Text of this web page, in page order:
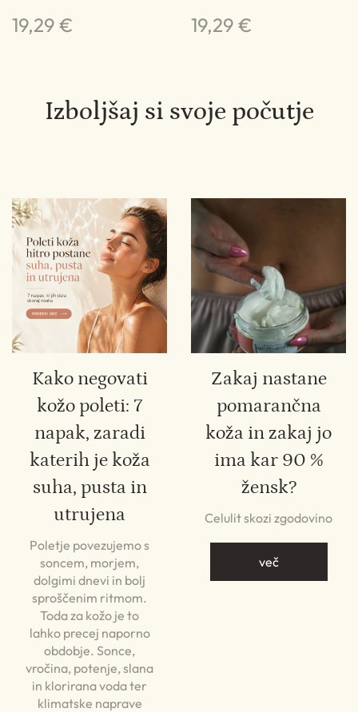
19,29 € 19,29 €
Izboljšaj si svoje počutje
Kako negovati
kožo poleti: 7
napak, zaradi
katerih je koža
suha, pusta in
utrujena
Poletje povezujemo s
soncem, morjem,
dolgimi dnevi in bolj
sproščenim ritmom.
Toda za kožo je to
lahko precej naporno
obdobje. Sonce,
vročina, potenje, slana
in klorirana voda ter
klimatske naprave
Zakaj nastane
pomarančna
koža in zakaj jo
ima kar 90 %
žensk?
Celulit skozi zgodovino
več